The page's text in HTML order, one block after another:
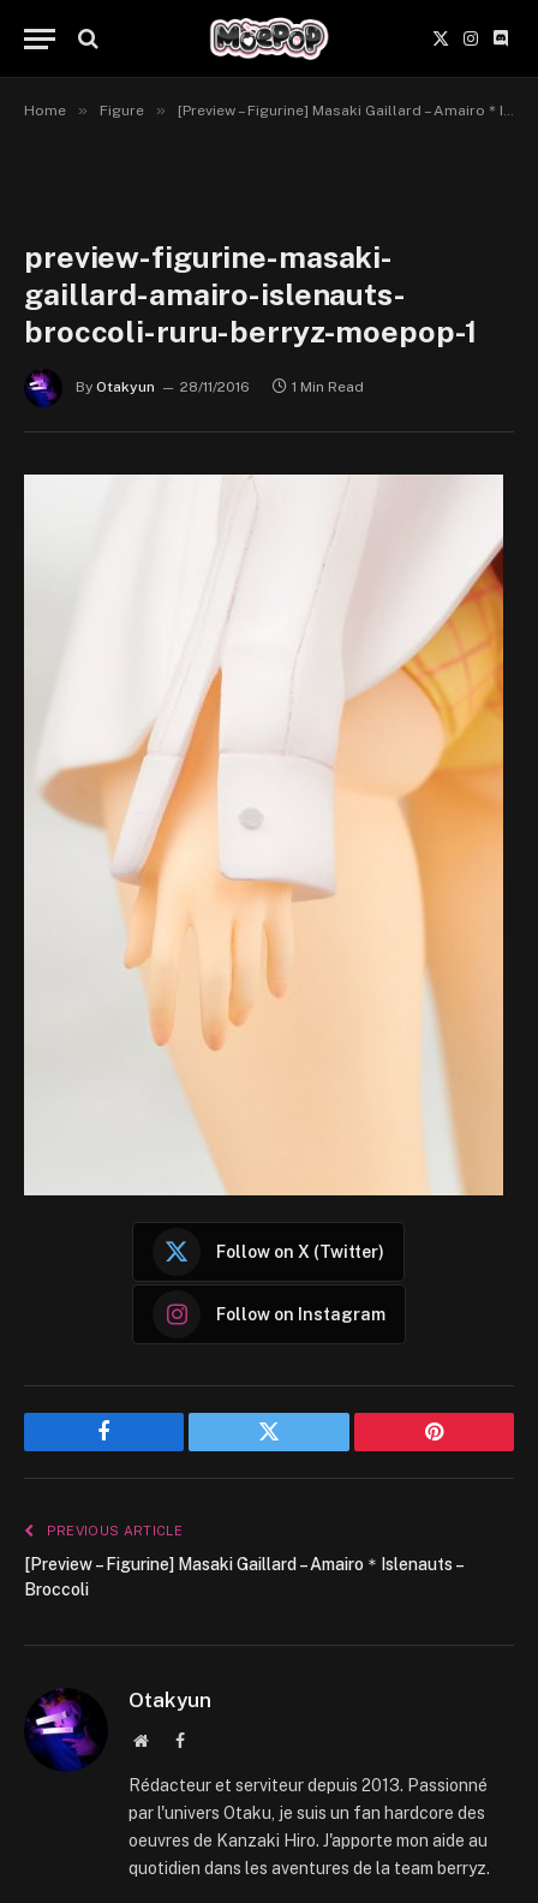
X
(Twitter)
Home » Figure » [Preview – Figurine] Masaki Gaillard – Amairo＊Islenauts – Broccoli
preview-figurine-masaki-
gaillard-amairo-islenauts-
broccoli-ruru-berryz-moepop-1
By Otakyun 28/11/2016 1 Min Read
Follow on X (Twitter)
Follow on Instagram
Facebook Twitter Pinterest
PREVIOUS ARTICLE
[Preview – Figurine] Masaki Gaillard – Amairo＊Islenauts –
Broccoli
Otakyun
WebsiteFacebook
Rédacteur et serviteur depuis 2013. Passionné
par l'univers Otaku, je suis un fan hardcore des
oeuvres de Kanzaki Hiro. J'apporte mon aide au
quotidien dans les aventures de la team berryz.